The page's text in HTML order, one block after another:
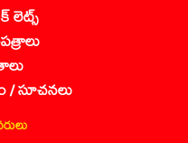
లెట్స్
సూచనలు